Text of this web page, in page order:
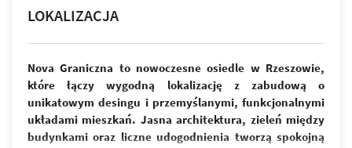
LOKALIZACJA
Nova Graniczna to nowoczesne osiedle w Rzeszowie,
które łączy wygodną lokalizację z zabudową o
unikatowym desingu i przemyślanymi, funkcjonalnymi
układami mieszkań. Jasna architektura, zieleń między
budynkami oraz liczne udogodnienia tworzą spokojną